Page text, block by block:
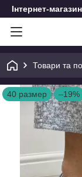
Інтернет-
Товари та
40 размер –19%